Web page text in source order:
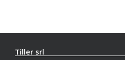
Tiller srl